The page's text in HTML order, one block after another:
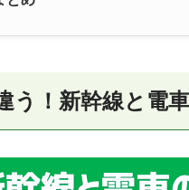
う！新幹線と電